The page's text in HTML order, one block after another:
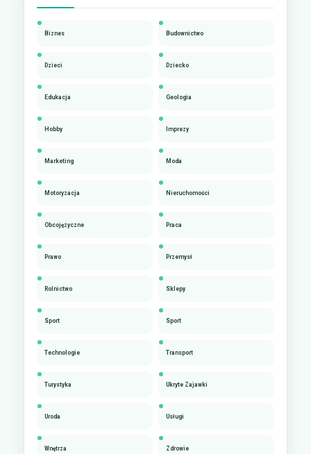
Biznes Budownictwo
Dzieci Dziecko
Edukacja Geologia
Hobby Imprezy
Marketing Moda
Motoryzacja Nieruchomości
Obcojęzyczne Praca
Prawo Przemysł
Rolnictwo Sklepy
Sport Sport
Technologie Transport
Turystyka Ukryte Zajawki
Uroda Usługi
Wnętrza Zdrowie